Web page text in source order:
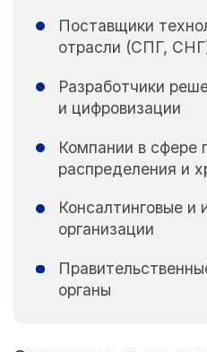
Поставщики
отрасли (СПГ,
Разработчики
и цифровизации
Компании в сфере
распределения и
Консалтинговые и
организации
органы